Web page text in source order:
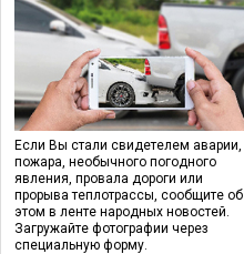
Если Вы стали свидетелем аварии,
пожара, необычного погодного
явления, провала дороги или
прорыва теплотрассы, сообщите об
этом в ленте народных новостей.
Загружайте фотографии через
специальную форму.